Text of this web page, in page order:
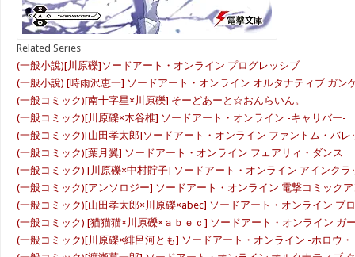
Related Series
(一般小說)[川原礫]ソードアート・オンライン プログレッシブ
(一般小說) [時雨沢恵一] ソードアート・オンライン オルタナティブ ガン
(一般コミック)[南十字星×川原礫] そーどあーと☆おんらいん。
(一般コミック)[川原礫×木谷椎] ソードアート・オンライン -キャリバー-
(一般コミック)[山田孝太郎]ソードアート・オンライン ファントム・バレ
(一般コミック)[葉月翼] ソードアート・オンライン フェアリィ・ダンス
(一般コミック) [川原礫×中村貯子] ソードアート・オンライン アインクラ
(一般コミック)[アンソロジー] ソードアート・オンライン 電撃コミック
(一般コミック)[山田孝太郎×川原礫×abec] ソードアート・オンライン プ
(一般コミック) [猫猫猫×川原礫×ａｂｅｃ] ソードアート・オンライン ガ
(一般コミック)[川原礫×緋呂河とも] ソードアート・オンライン -ホロウ